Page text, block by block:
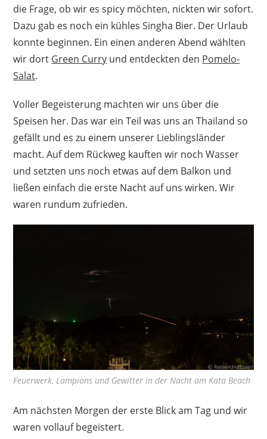
die Frage, ob wir es spicy möchten, nickten wir sofort.
Dazu gab es noch ein kühles Singha Bier. Der Urlaub
konnte beginnen. Ein einen anderen Abend wählten
wir dort Green Curry und entdeckten den Pomelo-
Salat.
Voller Begeisterung machten wir uns über die
Speisen her. Das war ein Teil was uns an Thailand so
gefällt und es zu einem unserer Lieblingsländer
macht. Auf dem Rückweg kauften wir noch Wasser
und setzten uns noch etwas auf dem Balkon und
ließen einfach die erste Nacht auf uns wirken. Wir
waren rundum zufrieden.
Feuerwerk, Lampions und Gewitter in der Nacht am Kata Beach
Am nächsten Morgen der erste Blick am Tag und wir
waren vollauf begeistert.